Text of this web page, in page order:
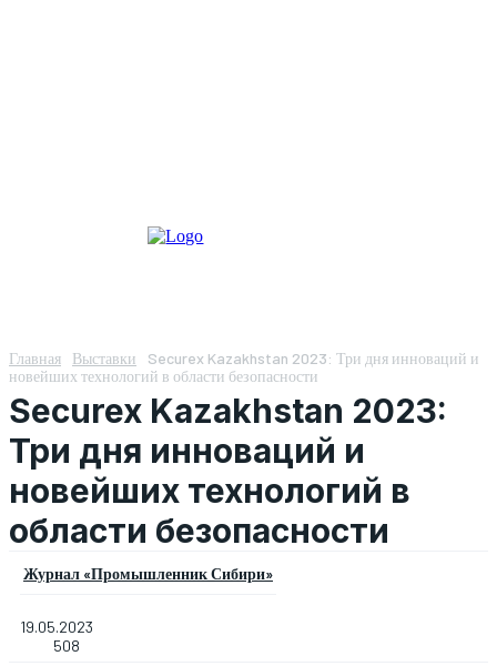
Главная Выставки
Securex Kazakhstan 2023: Три дня инноваций и
новейших технологий в области безопасности
Securex Kazakhstan 2023:
Три дня инноваций и
новейших технологий в
области безопасности
Журнал «Промышленник Сибири»
19.05.2023
508